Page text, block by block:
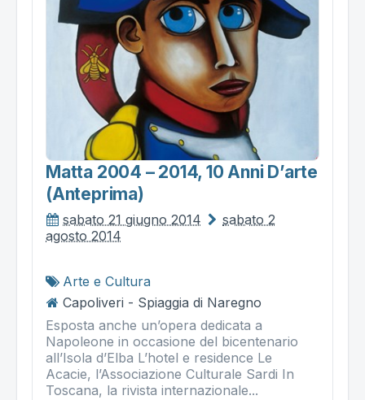
Matta 2004 – 2014, 10 Anni D’arte
(anteprima)
sabato 21 giugno 2014
sabato 2
agosto 2014
Arte e Cultura
Capoliveri - Spiaggia di Naregno
Esposta anche un’opera dedicata a
Napoleone in occasione del bicentenario
all’Isola d’Elba L’hotel e residence Le
Acacie, l’Associazione Culturale Sardi In
Toscana, la rivista internazionale...